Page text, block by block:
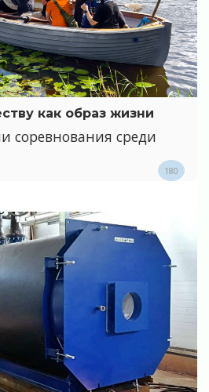
как образ жизни
соревнования среди
180